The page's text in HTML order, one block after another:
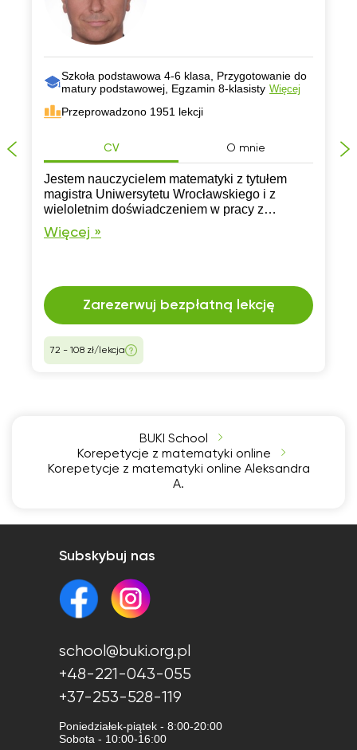
Szkoła podstawowa 4-6 klasa, Przygotowanie do
matury podstawowej, Egzamin 8-klasisty Więcej
Przeprowadzono 1951 lekcji
CV O mnie
Jestem nauczycielem matematyki z tytułem
magistra Uniwersytetu Wrocławskiego i z
wieloletnim doświadczeniem w pracy z
uczniami szkół podstawowych oraz licealistami.
Pomogę zrozumieć materiał szkolny na każdym
Więcej »
Zarezerwuj bezpłatną lekcję
72 - 108 zł/lekcja
BUKI School
Korepetycje z matematyki online
Korepetycje z matematyki online Aleksandra
A.
Subskybuj nas
school@buki.org.pl
+48-221-043-055
+37-253-528-119
Poniedziałek-piątek - 8:00-20:00
Sobota - 10:00-16:00